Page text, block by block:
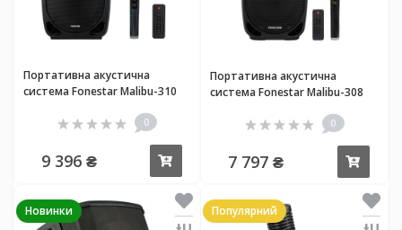
Портативна акустична
система Fonestar Malibu-310
0
9 396 ₴
Портативна акустична
система Fonestar Malibu-308
0
7 797 ₴
Новинки Популярний